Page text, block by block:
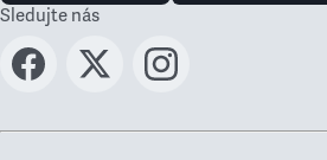
Sledujte nás